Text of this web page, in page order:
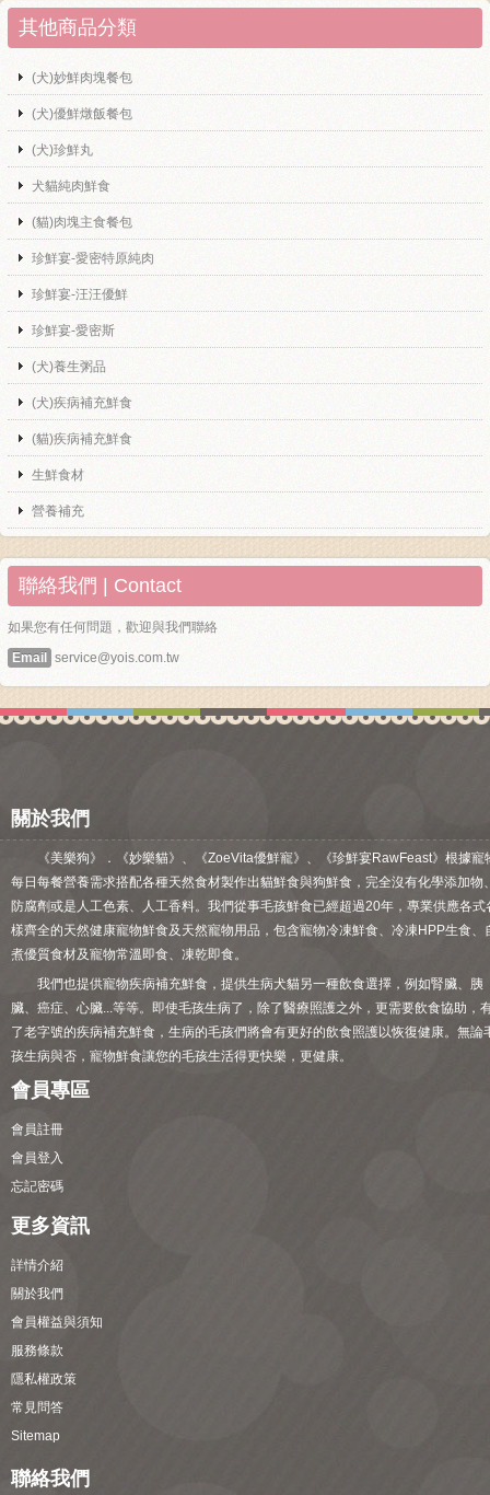
其他商品分類
(犬)妙鮮肉塊餐包
(犬)優鮮燉飯餐包
(犬)珍鮮丸
犬貓純肉鮮食
(貓)肉塊主食餐包
珍鮮宴-愛密特原純肉
珍鮮宴-汪汪優鮮
珍鮮宴-愛密斯
(犬)養生粥品
(犬)疾病補充鮮食
(貓)疾病補充鮮食
生鮮食材
營養補充
聯絡我們 | Contact
如果您有任何問題，歡迎與我們聯絡
Email
service@yois.com.tw
關於我們
《美樂狗》．《妙樂貓》、《ZoeVita優鮮寵》、《珍鮮宴RawFeast》根據寵
每日每餐營養需求搭配各種天然食材製作出貓鮮食與狗鮮食，完全沒有化學添加物
防腐劑或是人工色素、人工香料。我們從事毛孩鮮食已經超過20年，專業供應各式
樣齊全的天然健康寵物鮮食及天然寵物用品，包含寵物冷凍鮮食、冷凍HPP生食、
煮優質食材及寵物常溫即食、凍乾即食。
我們也提供寵物疾病補充鮮食，提供生病犬貓另一種飲食選擇，例如腎臟、胰
臟、癌症、心臟...等等。即使毛孩生病了，除了醫療照護之外，更需要飲食協助，
了老字號的疾病補充鮮食，生病的毛孩們將會有更好的飲食照護以恢復健康。無論
孩生病與否，寵物鮮食讓您的毛孩生活得更快樂，更健康。
會員專區
會員註冊
會員登入
忘記密碼
更多資訊
詳情介紹
關於我們
會員權益與須知
服務條款
隱私權政策
常見問答
Sitemap
聯絡我們